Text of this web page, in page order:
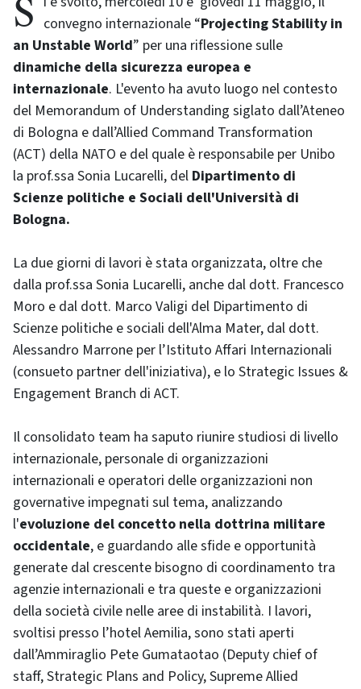
Si è svolto, mercoledì 10 e giovedì 11 maggio, il convegno internazionale “Projecting Stability in
an Unstable World” per una riflessione sulle
dinamiche della sicurezza europea e
internazionale. L'evento ha avuto luogo nel contesto
del Memorandum of Understanding siglato dall’Ateneo
di Bologna e dall’Allied Command Transformation
(ACT) della NATO e del quale è responsabile per Unibo
la prof.ssa Sonia Lucarelli, del Dipartimento di
Scienze politiche e Sociali dell'Università di
Bologna.
La due giorni di lavori è stata organizzata, oltre che
dalla prof.ssa Sonia Lucarelli, anche dal dott. Francesco
Moro e dal dott. Marco Valigi del Dipartimento di
Scienze politiche e sociali dell'Alma Mater, dal dott.
Alessandro Marrone per l’Istituto Affari Internazionali
(consueto partner dell'iniziativa), e lo Strategic Issues &
Engagement Branch di ACT.
Il consolidato team ha saputo riunire studiosi di livello
internazionale, personale di organizzazioni
internazionali e operatori delle organizzazioni non
governative impegnati sul tema, analizzando
l'evoluzione del concetto nella dottrina militare
occidentale, e guardando alle sfide e opportunità
generate dal crescente bisogno di coordinamento tra
agenzie internazionali e tra queste e organizzazioni
della società civile nelle aree di instabilità. I lavori,
svoltisi presso l’hotel Aemilia, sono stati aperti
dall’Ammiraglio Pete Gumataotao (Deputy chief of
staff, Strategic Plans and Policy, Supreme Allied